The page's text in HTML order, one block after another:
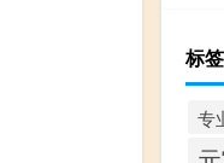
标签
专